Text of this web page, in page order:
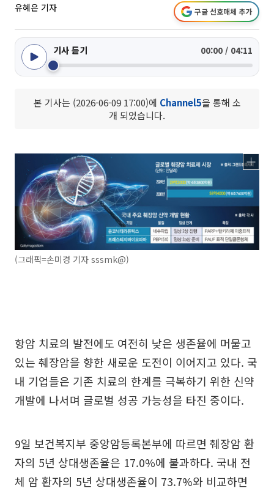
유혜은 기자 구글 선호매체 추가
기사 듣기 00:00 / 04:11
본 기사는 (2026-06-09 17:00)에 Channel5을 통해 소
개 되었습니다.
(그래픽=손미경 기자 sssmk@)
항암 치료의 발전에도 여전히 낮은 생존율에 머물고
있는 췌장암을 향한 새로운 도전이 이어지고 있다. 국
내 기업들은 기존 치료의 한계를 극복하기 위한 신약
개발에 나서며 글로벌 성공 가능성을 타진 중이다.
9일 보건복지부 중앙암등록본부에 따르면 췌장암 환
자의 5년 상대생존율은 17.0%에 불과하다. 국내 전
체 암 환자의 5년 상대생존율이 73.7%와 비교하면